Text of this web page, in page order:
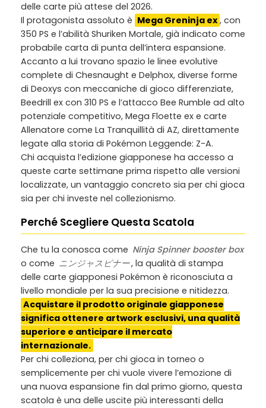
delle carte più attese del 2026.
Il protagonista assoluto è Mega Greninja ex , con
350 PS e l’abilità Shuriken Mortale, già indicato come
probabile carta di punta dell’intera espansione.
Accanto a lui trovano spazio le linee evolutive
complete di Chesnaught e Delphox, diverse forme
di Deoxys con meccaniche di gioco differenziate,
Beedrill ex con 310 PS e l’attacco Bee Rumble ad alto
potenziale competitivo, Mega Floette ex e carte
Allenatore come La Tranquillità di AZ, direttamente
legate alla storia di Pokémon Leggende: Z-A.
Chi acquista l’edizione giapponese ha accesso a
queste carte settimane prima rispetto alle versioni
localizzate, un vantaggio concreto sia per chi gioca
sia per chi investe nel collezionismo.
Perché Scegliere Questa Scatola
Che tu la conosca come Ninja Spinner booster box
o come ニンジャスピナー, la qualità di stampa
delle carte giapponesi Pokémon è riconosciuta a
livello mondiale per la sua precisione e nitidezza.
Acquistare il prodotto originale giapponese
significa ottenere artwork esclusivi, una qualità
superiore e anticipare il mercato
internazionale.
Per chi colleziona, per chi gioca in torneo o
semplicemente per chi vuole vivere l’emozione di
una nuova espansione fin dal primo giorno, questa
scatola è una delle uscite più interessanti della